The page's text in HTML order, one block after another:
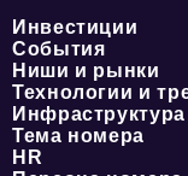
Инвестиции
События
Ниши и рынки
Технологии и
Тема номера
HR